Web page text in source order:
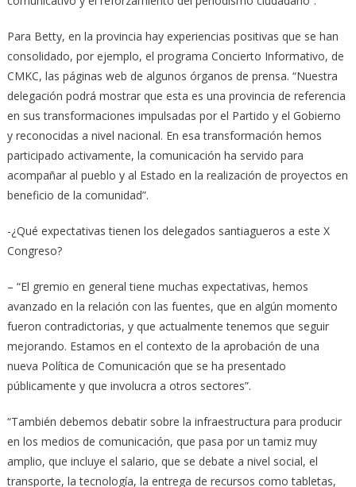
Para Betty, en la provincia hay experiencias positivas que se han
consolidado, por ejemplo, el programa Concierto Informativo, de
CMKC, las páginas web de algunos órganos de prensa. “Nuestra
delegación podrá mostrar que esta es una provincia de referencia
en sus transformaciones impulsadas por el Partido y el Gobierno
y reconocidas a nivel nacional. En esa transformación hemos
participado activamente, la comunicación ha servido para
acompañar al pueblo y al Estado en la realización de proyectos en
beneficio de la comunidad”.
-¿Qué expectativas tienen los delegados santiagueros a este X
Congreso?
– “El gremio en general tiene muchas expectativas, hemos
avanzado en la relación con las fuentes, que en algún momento
fueron contradictorias, y que actualmente tenemos que seguir
mejorando. Estamos en el contexto de la aprobación de una
nueva Política de Comunicación que se ha presentado
públicamente y que involucra a otros sectores”.
“También debemos debatir sobre la infraestructura para producir
en los medios de comunicación, que pasa por un tamiz muy
amplio, que incluye el salario, que se debate a nivel social, el
transporte, la tecnología, la entrega de recursos como tabletas,